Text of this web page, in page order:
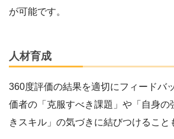
が可能です。
人材育成
360度評価の結果を適切にフィードバ
価者の「克服すべき課題」や「自身の
きスキル」の気づきに結びつけること